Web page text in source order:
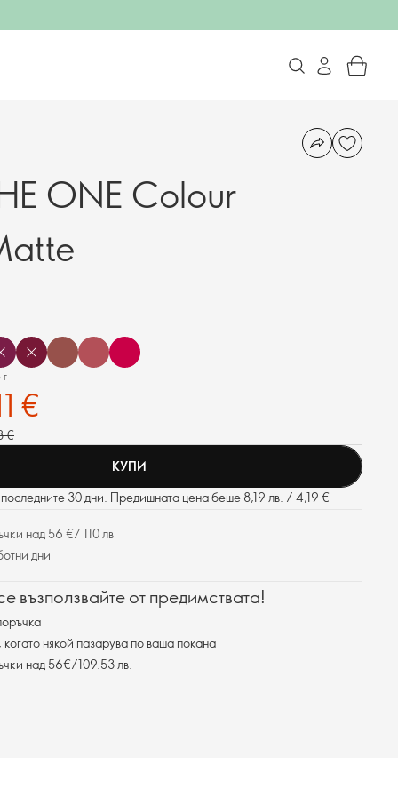
ONE Colour
€
€
КУПИ
30 дни. Предишната цена беше 8,19 лв. / 4,19 €
над 56 €/ 110 лв
дни
възползвайте от предимствата!
когато някой пазарува по ваша покана
над 56€/109.53 лв.